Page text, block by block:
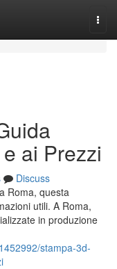
ai Prezzi
Discuss
Roma, questa
utili. A Roma,
in produzione
stampa-3d-